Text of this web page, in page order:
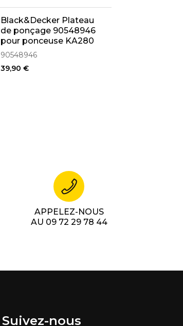
Black&Decker Plateau
de ponçage 90548946
pour ponceuse KA280
90548946
39,90 €
APPELEZ-NOUS
AU 09 72 29 78 44
Suivez-nous